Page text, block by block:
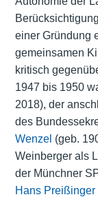
einer Gründung
gemeinsamen
kritisch
1947 bis 1950
2018), der
des
Wenzel (geb.
Weinberger als
der Münchner
Hans Preißinger